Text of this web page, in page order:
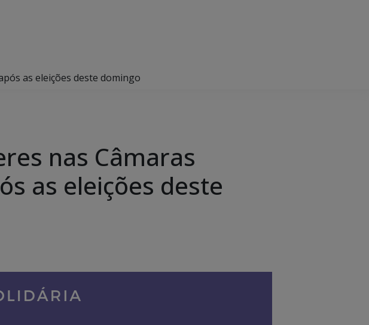
as eleições deste domingo
nas Câmaras
as eleições deste